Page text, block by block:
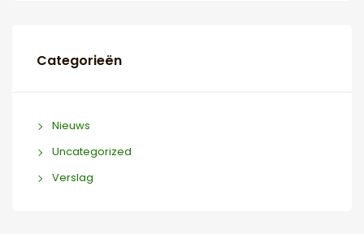
Categorieën
Nieuws
Uncategorized
Verslag